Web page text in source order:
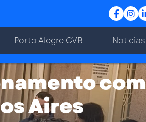
Porto Alegre CVB Notícias
com
Aires